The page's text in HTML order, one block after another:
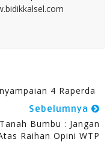
4 Raperda
Sebelumnya
Bumbu : Jangan
Raihan Opini WTP